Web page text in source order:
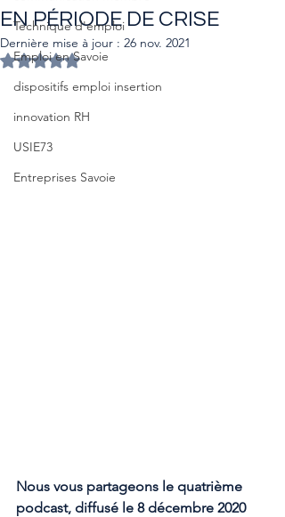
Technique d'emploi
Emploi en Savoie
dispositifs emploi insertion
innovation RH
USIE73
Entreprises Savoie
EN PÉRIODE DE CRISE
Dernière mise à jour : 26 nov. 2021
Noté NaN étoiles sur 5.
Nous vous partageons le quatrième
podcast, diffusé le 8 décembre 2020